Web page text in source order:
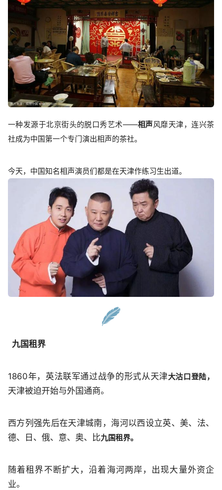
一种发源于北京街头的脱口秀艺术——相声风靡天津，连兴茶
社成为中国第一个专门演出相声的茶社。
今天，中国知名相声演员们都是在天津作练习生出道。
九国租界
1860年，英法联军通过战争的形式从天津大沽口登陆，
天津被迫开始与外国通商。
西方列强先后在天津城南，海河以西设立英、美、法、
德、日、俄、意、奥、比九国租界。
随着租界不断扩大，沿着海河两岸，出现大量外资企
业。